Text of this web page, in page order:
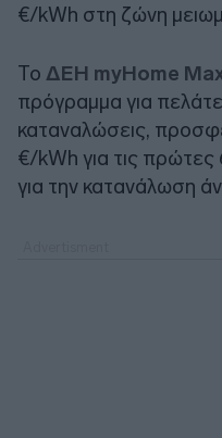
€/kWh στη ζώνη
Το ΔΕΗ myHome
πρόγραμμα για
καταναλώσεις,
€/kWh για τις
για την κατανάλωση